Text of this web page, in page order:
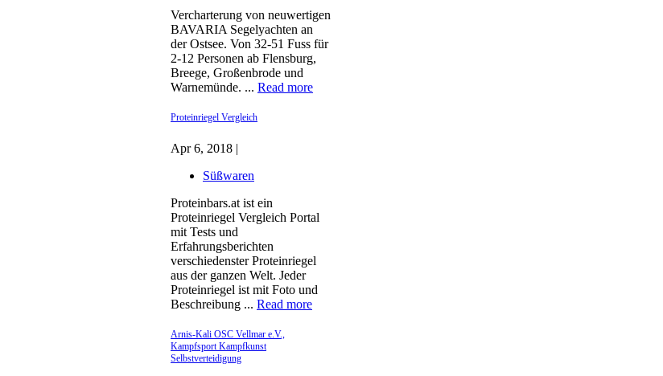
Vercharterung von neuwertigen
BAVARIA Segelyachten an
der Ostsee. Von 32-51 Fuss für
2-12 Personen ab Flensburg,
Breege, Großenbrode und
Warnemünde. ... Read more
Proteinriegel Vergleich
Apr 6, 2018 |
Süßwaren
Proteinbars.at ist ein
Proteinriegel Vergleich Portal
mit Tests und
Erfahrungsberichten
verschiedenster Proteinriegel
aus der ganzen Welt. Jeder
Proteinriegel ist mit Foto und
Beschreibung ... Read more
Arnis-Kali OSC Vellmar e.V.,
Kampfsport Kampfkunst
Selbstverteidigung